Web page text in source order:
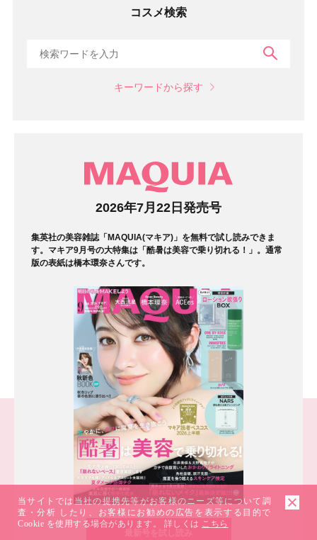
コスメ検索
キーワードから探す
2026年7月22日発売号
集英社の美容雑誌「MAQUIA(マキア)」を無料で試し読みできま
す。マキア9月号の大特集は「酷暑は美容で乗り切れる！」。通常
版の表紙は橋本環奈さんです。
当サイトでは当社の提携先等がお客様のニーズ等について調
査・分析 したり、お客様にお勧めの広告を表示する目的で
Cookie を使用する場合があります。 詳しくは こちら